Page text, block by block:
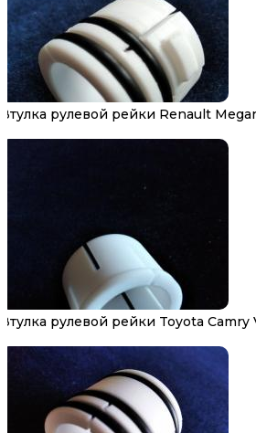
Втулка рулевой рейки Renault
Втулка рулевой рейки Toyota Camry